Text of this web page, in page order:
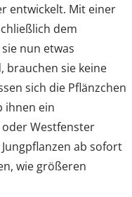
entwickelt. Mit einer
dem
nun etwas
brauchen sie keine
sich die Pflänzchen
ihnen ein
Westfenster
ab sofort
wie größeren